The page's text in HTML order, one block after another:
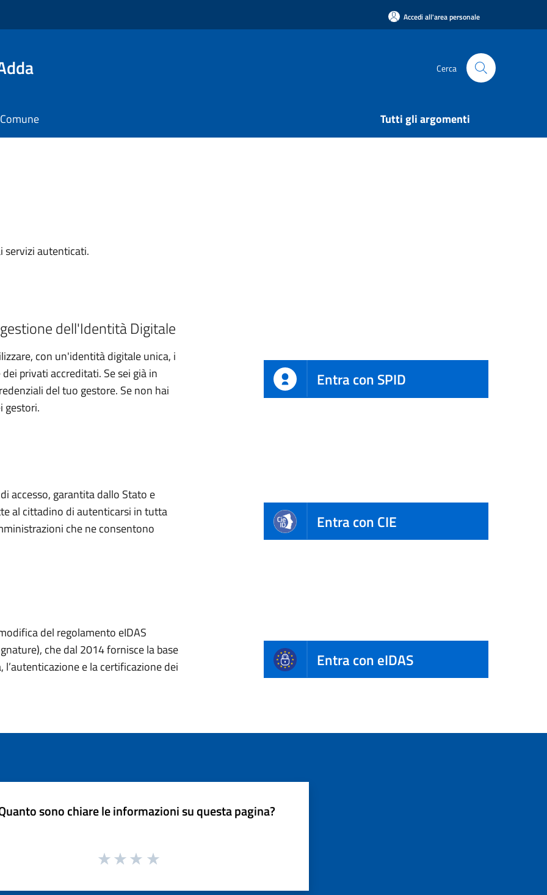
Accedi all'area personale
Cerca
Tutti gli argomenti
servizi autenticati.
dell'Identità Digitale
con un'identità digitale unica, i
privati accreditati. Se sei già in
del tuo gestore. Se non hai
gestori.
Entra con SPID
accesso, garantita dallo Stato e
al cittadino di autenticarsi in tutta
che ne consentono
Entra con CIE
del regolamento eIDAS
che dal 2014 fornisce la base
e la certificazione dei
Entra con eIDAS
sono chiare le informazioni su questa pagina?